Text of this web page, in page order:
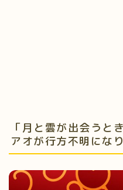
「月と雲が出会うと
アオが行方不明にな